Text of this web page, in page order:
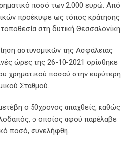
ποσό των 2.000 ευρώ. Από
προέκυψε ως τόπος κράτησης
στη δυτική Θεσσαλονίκη.
αστυνομικών της Ασφάλειας
ώρες της 26-10-2021 ορίσθηκε
χρηματικού ποσού στην ευρύτερη
Σταθμού.
ο 50χρονος απαχθείς, καθώς
ο οποίος αφού παρέλαβε
ποσό, συνελήφθη.